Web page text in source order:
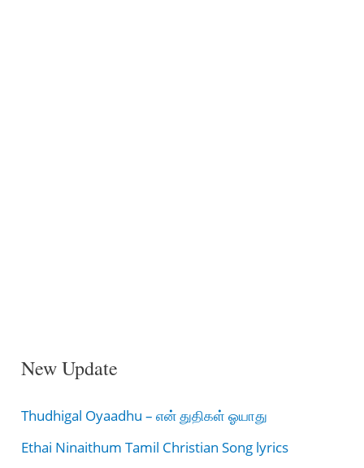
New Update
Thudhigal Oyaadhu – என் துதிகள் ஓயாது
Ethai Ninaithum Tamil Christian Song lyrics